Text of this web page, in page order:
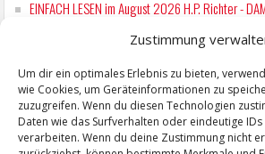
Zustimmung
Um dir ein optimales Erlebnis zu bieten,
wie Cookies, um Geräteinformationen zu
zuzugreifen. Wenn du diesen Technologien
Daten wie das Surfverhalten oder eindeutige
verarbeiten. Wenn du deine Zustimmung nicht
EINFACH LESEN im August 2026 H.P. Richter -
Mit der Drahtseilbahn zur ZENTRALSTATION